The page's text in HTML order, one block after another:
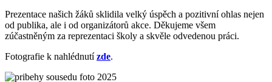
Prezentace našich žáků sklidila velký úspěch a pozitivní ohlas nejen
od publika, ale i od organizátorů akce. Děkujeme všem
zúčastněným za reprezentaci školy a skvěle odvedenou práci.
Fotografie k nahlédnutízde.